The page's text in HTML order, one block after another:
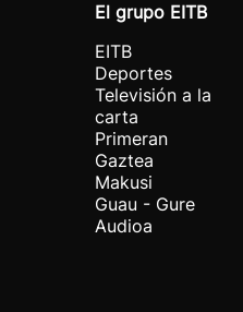
El grupo EITB
EITB
Deportes
Televisión a la
carta
Primeran
Gaztea
Makusi
Guau - Gure
Audioa